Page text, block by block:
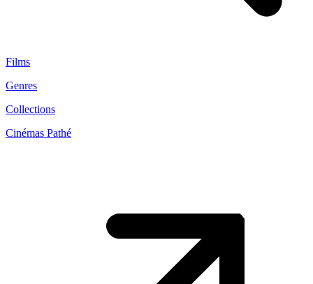
Films
Genres
Collections
Cinémas Pathé